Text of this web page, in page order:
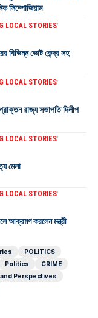
সিম্পোজিয়াম
LOCAL STORIES
বিভিন্ন ভোট কেন্দ্র সহ
LOCAL STORIES
রাজ্য সভাপতি দিলীপ
LOCAL STORIES
মেলা
LOCAL STORIES
আক্রমণ করলেন মন্ত্রী
POLITICS
Politics
CRIME
Perspectives